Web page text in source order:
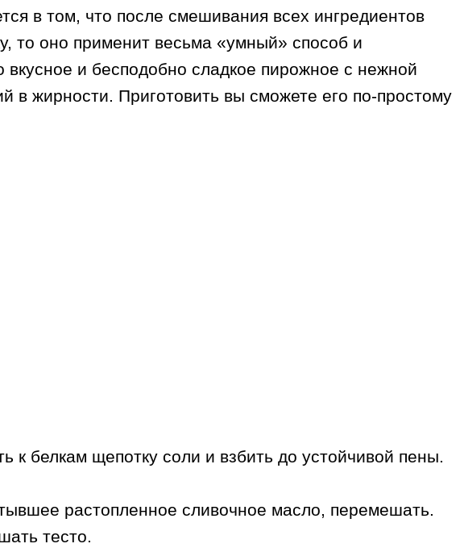
в том, что после смешивания всех ингредиентов
то оно применит весьма «умный» способ и
и бесподобно сладкое пирожное с нежной
в жирности. Приготовить вы сможете его по-простому
к белкам щепотку соли и взбить до устойчивой пены.
растопленное сливочное масло, перемешать.
тесто.